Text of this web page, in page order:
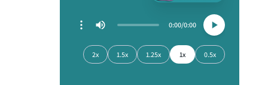
0:00
0:00
0.5x
1x
1.25x
1.5x
2x